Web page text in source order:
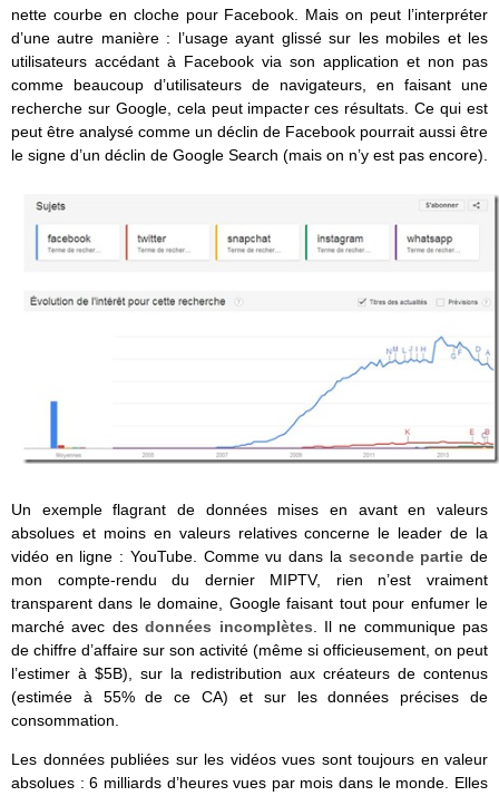
nette courbe en cloche pour Facebook. Mais on peut l’interpréter
d’une autre manière : l’usage ayant glissé sur les mobiles et les
utilisateurs accédant à Facebook via son application et non pas
comme beaucoup d’utilisateurs de navigateurs, en faisant une
recherche sur Google, cela peut impacter ces résultats. Ce qui est
peut être analysé comme un déclin de Facebook pourrait aussi être
le signe d’un déclin de Google Search (mais on n’y est pas encore).
Un exemple flagrant de données mises en avant en valeurs
absolues et moins en valeurs relatives concerne le leader de la
vidéo en ligne : YouTube. Comme vu dans la seconde partie de
mon compte-rendu du dernier MIPTV, rien n’est vraiment
transparent dans le domaine, Google faisant tout pour enfumer le
marché avec desdonnées incomplètes . Il ne communique pas
de chiffre d’affaire sur son activité (même si officieusement, on peut
l’estimer à $5B), sur la redistribution aux créateurs de contenus
(estimée à 55% de ce CA) et sur les données précises de
consommation.
Les données publiées sur les vidéos vues sont toujours en valeur
absolues : 6 milliards d’heures vues par mois dans le monde. Elles